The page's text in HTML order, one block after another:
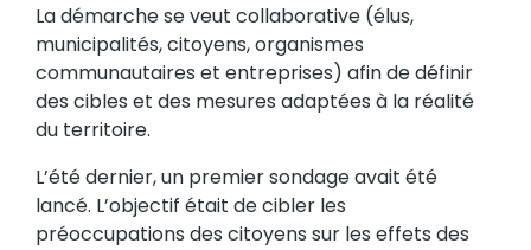
La démarche se veut collaborative (élus,
municipalités, citoyens, organismes
communautaires et entreprises) afin de définir
des cibles et des mesures adaptées à la réalité
du territoire.
L’été dernier, un premier sondage avait été
lancé. L’objectif était de cibler les
préoccupations des citoyens sur les effets des